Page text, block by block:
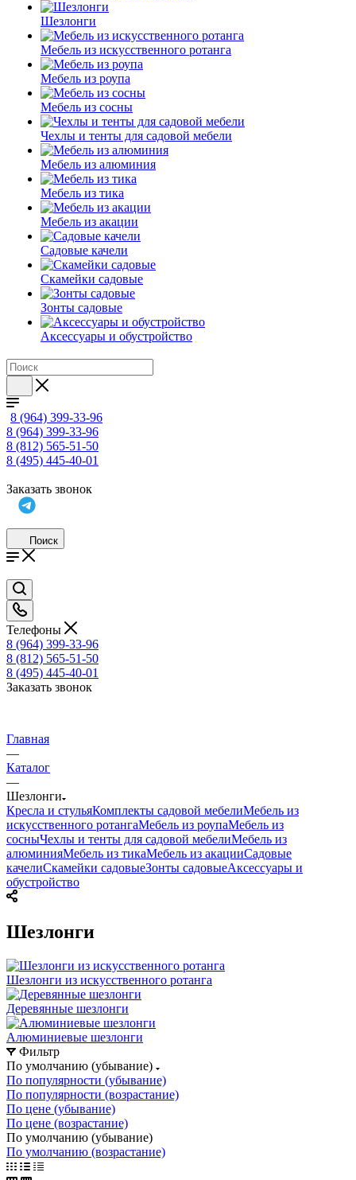
Шезлонги
Мебель из искусственного ротанга
Мебель из роупа
Мебель из сосны
Чехлы и тенты для садовой мебели
Мебель из алюминия
Мебель из тика
Мебель из акации
Садовые качели
Скамейки садовые
Зонты садовые
Аксессуары и обустройство
8 (964) 399-33-96
8 (964) 399-33-96
8 (812) 565-51-50
8 (495) 445-40-01
Заказать звонок
Поиск
Телефоны
8 (964) 399-33-96
8 (812) 565-51-50
8 (495) 445-40-01
Заказать звонок
Главная
—
Каталог
—
Шезлонги
Кресла и стульяКомплекты садовой мебелиМебель из
искусственного ротангаМебель из роупаМебель из
сосныЧехлы и тенты для садовой мебелиМебель из
алюминияМебель из тикаМебель из акацииСадовые
качелиСкамейки садовыеЗонты садовыеАксессуары и
обустройство
Шезлонги
Шезлонги из искусственного ротанга
Деревянные шезлонги
Алюминиевые шезлонги
Фильтр
По умолчанию (убывание)
По популярности (убывание)
По популярности (возрастание)
По цене (убывание)
По цене (возрастание)
По умолчанию (убывание)
По умолчанию (возрастание)